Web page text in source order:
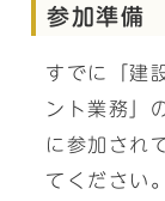
参加準備
すでに「建
ント業務」
に参加され
てください。